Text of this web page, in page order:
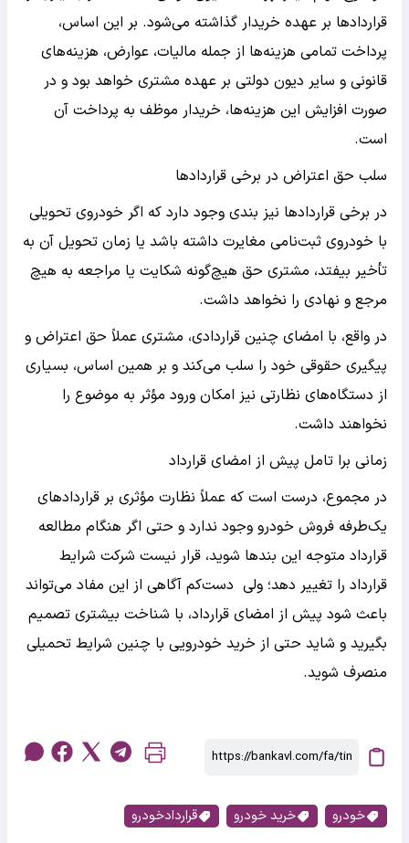
قراردادها بر عهده خریدار گذاشته می‌شود. بر این اساس،
پرداخت تمامی هزینه‌ها از جمله مالیات، عوارض، هزینه‌های
قانونی و سایر دیون دولتی بر عهده مشتری خواهد بود و در
صورت افزایش این هزینه‌ها، خریدار موظف به پرداخت آن
است.
سلب حق اعتراض در برخی قراردادها
در برخی قراردادها نیز بندی وجود دارد که اگر خودروی تحویلی
با خودروی ثبت‌نامی مغایرت داشته باشد یا زمان تحویل آن به
تأخیر بیفتد، مشتری حق هیچ‌گونه شکایت یا مراجعه به هیچ
مرجع و نهادی را نخواهد داشت.
در واقع، با امضای چنین قراردادی، مشتری عملاً حق اعتراض و
پیگیری حقوقی خود را سلب می‌کند و بر همین اساس، بسیاری
از دستگاه‌های نظارتی نیز امکان ورود مؤثر به موضوع را
نخواهند داشت.
زمانی برا تامل پیش از امضای قرارداد
در مجموع، درست است که عملاً نظارت مؤثری بر قراردادهای
یک‌طرفه فروش خودرو وجود ندارد و حتی اگر هنگام مطالعه
قرارداد متوجه این بندها شوید، قرار نیست شرکت شرایط
قرارداد را تغییر دهد؛ ولی دست‌کم آگاهی از این مفاد می‌تواند
باعث شود پیش از امضای قرارداد، با شناخت بیشتری تصمیم
بگیرید و شاید حتی از خرید خودرویی با چنین شرایط تحمیلی
منصرف شوید.
خودرو خرید خودرو قراردادخودرو